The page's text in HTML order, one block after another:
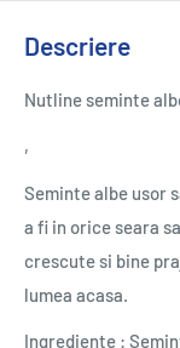
Descriere
Nutline seminte
‚
Seminte albe usor
a fi in orice seara
crescute si bine
lumea acasa.
Ingrediente :